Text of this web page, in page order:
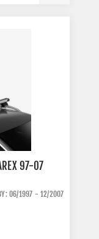
97-07
06/1997 - 12/2007